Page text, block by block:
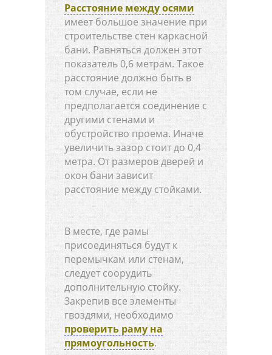
Расстояние между осями
имеет большое значение при
строительстве стен каркасной
бани. Равняться должен этот
показатель 0,6 метрам. Такое
расстояние должно быть в
том случае, если не
предполагается соединение с
другими стенами и
обустройство проема. Иначе
увеличить зазор стоит до 0,4
метра. От размеров дверей и
окон бани зависит
расстояние между стойками.
В месте, где рамы
присоединяться будут к
перемычкам или стенам,
следует соорудить
дополнительную стойку.
Закрепив все элементы
гвоздями, необходимо
проверить раму на
прямоугольность.